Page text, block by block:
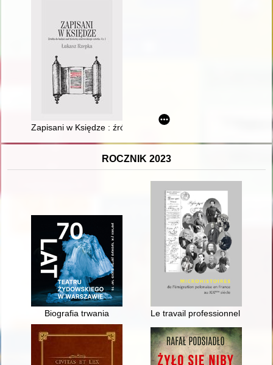
Zapisani w Księdze : źródła do badań nad historią
ROCZNIK 2023
Biografia trwania Le travail professionnel des